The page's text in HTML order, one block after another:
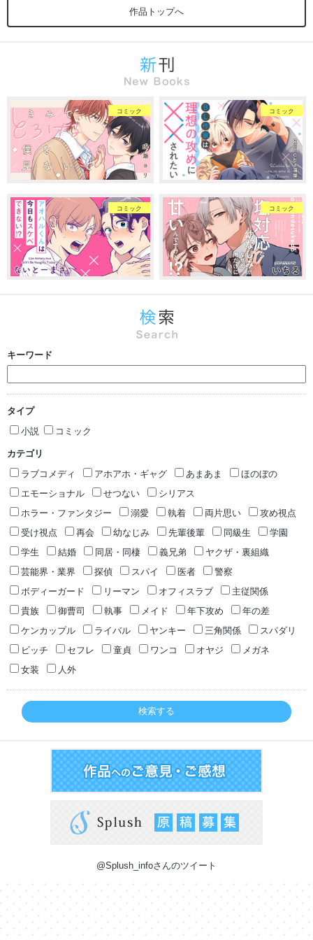
作品トップへ
コミック コミック
コミック コミック
キーワード
タイプ
小説
コミック
カテゴリ
ラブコメディ
アホアホ・ギャグ あまあま
ほのぼの
エモーショナル
せつない
シリアス
ホラー・ファンタジー
溺愛 執着 両片思い
攻め視点
受け視点
再会 幼なじみ 先輩後輩 同級生
学園
学生
結婚 同居・同棲 義兄弟
ヤクザ・裏組織
芸能界・業界
探偵 スパイ 医者
警察
ボディーガード
リーマン オフィスラブ
主従関係
貴族
御曹司 執事 メイド 年下攻め
年の差
ケンカップル
ライバル ヤンキー 三角関係
スパダリ
ビッチ
セフレ 童貞 ワンコ オヤジ
メガネ
女装
人外
検索する
@Splush_infoさんのツイート